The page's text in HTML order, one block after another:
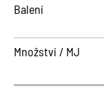
Balení
Množství / MJ